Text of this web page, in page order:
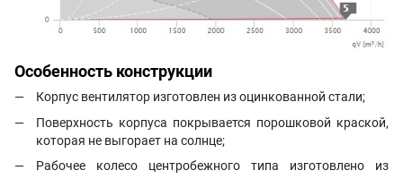
Особенность конструкции
Корпус вентилятор изготовлен из оцинкованной стали;
Поверхность корпуса покрывается порошковой краской,
которая не выгорает на солнце;
Рабочее колесо центробежного типа изготовлено из